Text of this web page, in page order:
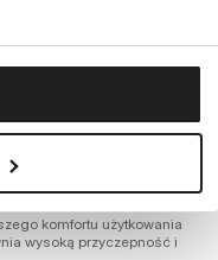
wykonanie
komfortu użytkowania
wysoką przyczepność i